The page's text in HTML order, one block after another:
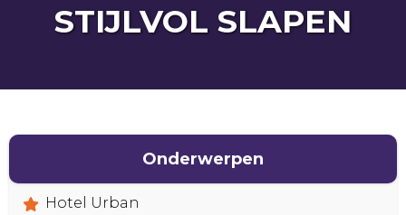
STIJLVOL SLAPEN
Onderwerpen
Hotel Urban